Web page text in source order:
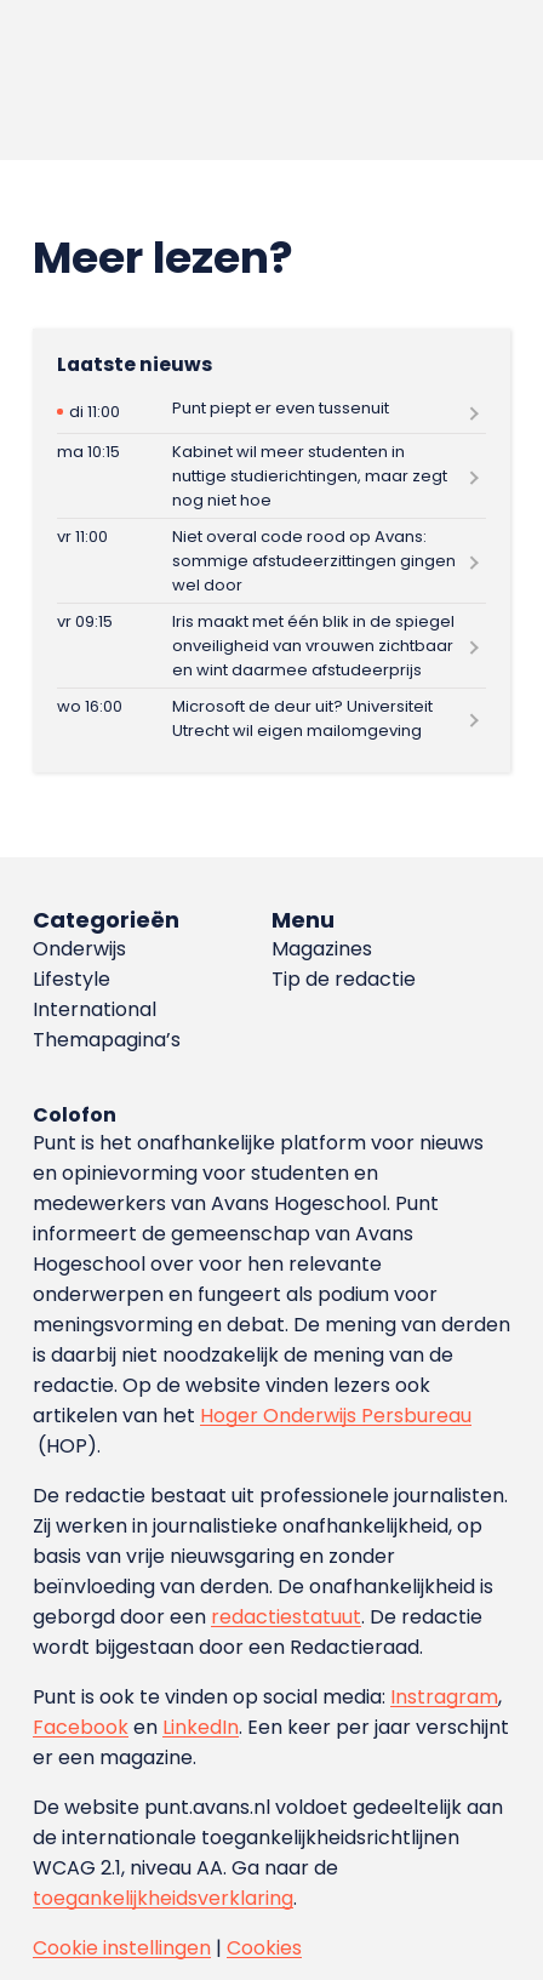
Meer lezen?
Laatste nieuws
di 11:00
Punt piept er even tussenuit
ma 10:15
Kabinet wil meer studenten in
nuttige studierichtingen, maar zegt
nog niet hoe
vr 11:00
Niet overal code rood op Avans:
sommige afstudeerzittingen gingen
wel door
vr 09:15
Iris maakt met één blik in de spiegel
onveiligheid van vrouwen zichtbaar
en wint daarmee afstudeerprijs
wo 16:00
Microsoft de deur uit? Universiteit
Utrecht wil eigen mailomgeving
Menu
Magazines
Tip de redactie
Categorieën
Onderwijs
Lifestyle
International
Themapagina’s
Colofon
Punt is het onafhankelijke platform voor nieuws
en opinievorming voor studenten en
medewerkers van Avans Hoge­school. Punt
informeert de gemeenschap van Avans
Hogeschool over voor hen relevante
onderwerpen en fungeert als podium voor
meningsvorming en debat. De mening van derden
is daarbij niet noodzakelijk de mening van de
redactie. Op de website vinden lezers ook
artikelen van het Hoger Onderwijs Persbureau
(HOP).
De redactie bestaat uit professionele journalisten.
Zij werken in journalistieke onafhankelijkheid, op
basis van vrije nieuwsgaring en zonder
beïnvloeding van derden. De onafhankelijkheid is
geborgd door een redactiestatuut. De redactie
wordt bijgestaan door een Redactieraad.
Punt is ook te vinden op social media: Instragram,
Facebooken LinkedIn. Een keer per jaar verschijnt
er een magazine.
De website punt.avans.nl voldoet gedeeltelijk aan
de internationale toegankelijkheidsrichtlijnen
WCAG 2.1, niveau AA. Ga naar de
toegankelijkheidsverklaring.
Cookie instellingen| Cookies